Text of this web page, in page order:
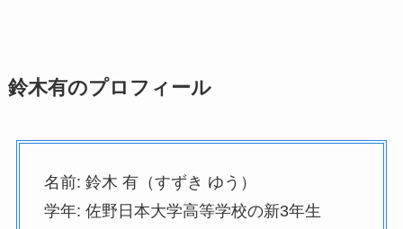
鈴木有のプロフィール
名前: 鈴木 有（すずき ゆう）
学年: 佐野日本大学高等学校の新3年生